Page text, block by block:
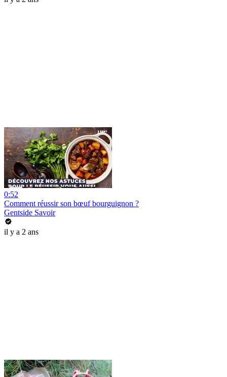
0:52
Comment réussir son bœuf bourguignon ?
Gentside Savoir
il y a 2 ans